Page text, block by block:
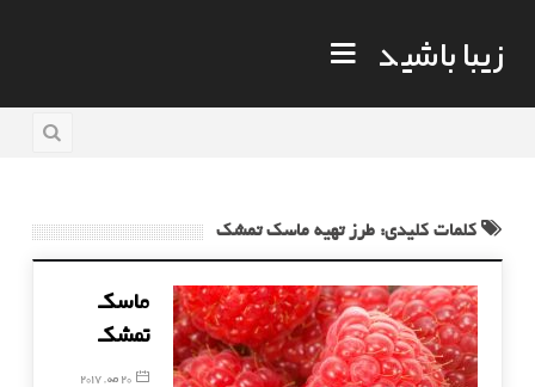
زیبا باشید
کلمات کلیدی: طرز تهیه ماسک تمشک
ماسک
تمشک
20 مه, 2017